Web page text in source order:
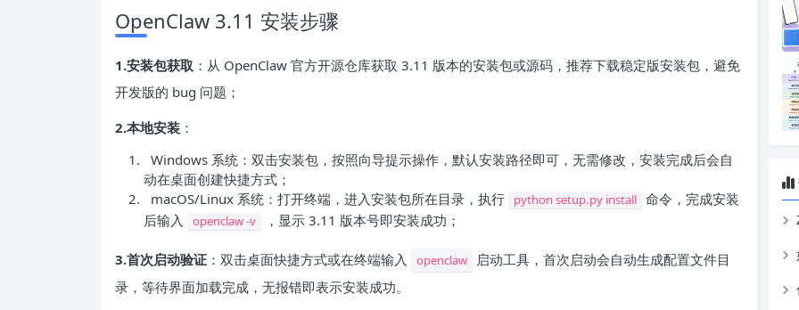
OpenClaw 3.11 安装步骤
1.安装包获取 ：从 OpenClaw 官方开源仓库获取 3.11 版本的安装包或源码，推荐下载稳定版安装包，避免
开发版的 bug 问题；
2.本地安装 ：
Windows 系统：双击安装包，按照向导提示操作，默认安装路径即可，无需修改，安装完成后会自
动在桌面创建快捷方式；
macOS/Linux 系统：打开终端，进入安装包所在目录，执行
python setup.py install 命令，完成安装
后输入
openclaw -v ，显示 3.11 版本号即安装成功；
3.首次启动验证 ：双击桌面快捷方式或在终端输入 openclaw
启动工具，首次启动会自动生成配置文件目
录，等待界面加载完成，无报错即表示安装成功。